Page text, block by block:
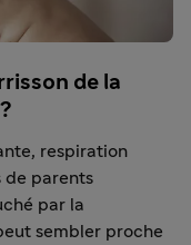
de la
respiration
de parents
par la
sembler proche